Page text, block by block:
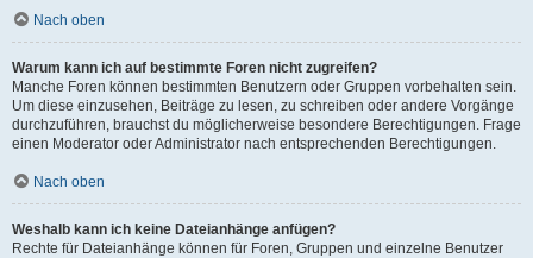
Nach oben
Warum kann ich auf bestimmte Foren nicht zugreifen?
Manche Foren können bestimmten Benutzern oder Gruppen vorbehalten sein.
Um diese einzusehen, Beiträge zu lesen, zu schreiben oder andere Vorgänge
durchzuführen, brauchst du möglicherweise besondere Berechtigungen. Frage
einen Moderator oder Administrator nach entsprechenden Berechtigungen.
Nach oben
Weshalb kann ich keine Dateianhänge anfügen?
Rechte für Dateianhänge können für Foren, Gruppen und einzelne Benutzer